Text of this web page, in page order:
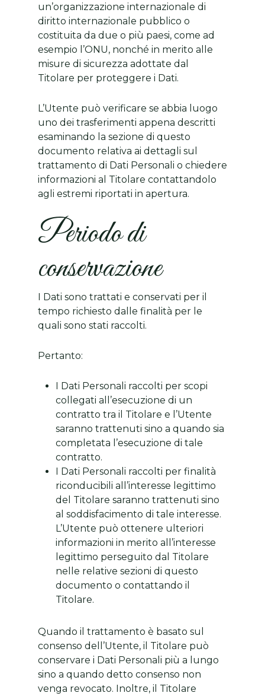
un’organizzazione internazionale di
diritto internazionale pubblico o
costituita da due o più paesi, come ad
esempio l’ONU, nonché in merito alle
misure di sicurezza adottate dal
Titolare per proteggere i Dati.
L’Utente può verificare se abbia luogo
uno dei trasferimenti appena descritti
esaminando la sezione di questo
documento relativa ai dettagli sul
trattamento di Dati Personali o chiedere
informazioni al Titolare contattandolo
agli estremi riportati in apertura.
Periodo di
conservazione
I Dati sono trattati e conservati per il
tempo richiesto dalle finalità per le
quali sono stati raccolti.
Pertanto:
I Dati Personali raccolti per scopi
collegati all’esecuzione di un
contratto tra il Titolare e l’Utente
saranno trattenuti sino a quando sia
completata l’esecuzione di tale
contratto.
I Dati Personali raccolti per finalità
riconducibili all’interesse legittimo
del Titolare saranno trattenuti sino
al soddisfacimento di tale interesse.
L’Utente può ottenere ulteriori
informazioni in merito all’interesse
legittimo perseguito dal Titolare
nelle relative sezioni di questo
documento o contattando il
Titolare.
Quando il trattamento è basato sul
consenso dell’Utente, il Titolare può
conservare i Dati Personali più a lungo
sino a quando detto consenso non
venga revocato. Inoltre, il Titolare